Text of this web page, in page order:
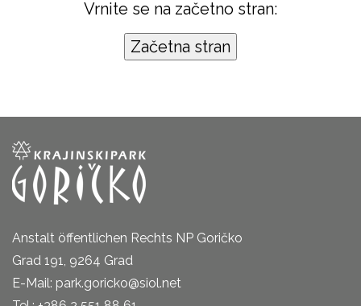
Vrnite se na začetno stran:
Anstalt öffentlichen Rechts NP Goričko
Grad 191, 9264 Grad
E-Mail: park.goricko@siol.net